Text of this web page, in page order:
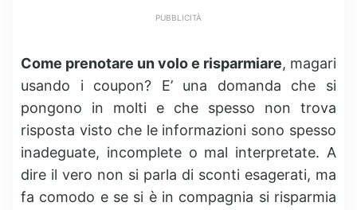
PUBBLICITÀ
Come prenotare un volo e risparmiare, magari
usando i coupon? E’ una domanda che si
pongono in molti e che spesso non trova
risposta visto che le informazioni sono spesso
inadeguate, incomplete o mal interpretate. A
dire il vero non si parla di sconti esagerati, ma
fa comodo e se si è in compagnia si risparmia